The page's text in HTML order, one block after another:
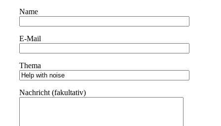
Name
E-Mail
Thema
Nachricht (fakultativ)